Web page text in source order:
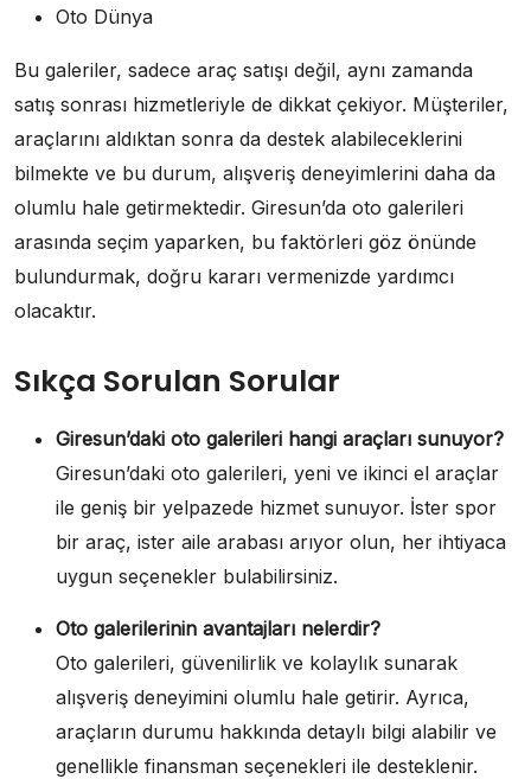
Oto Dünya
Bu galeriler, sadece araç satışı değil, aynı zamanda
satış sonrası hizmetleriyle de dikkat çekiyor. Müşteriler,
araçlarını aldıktan sonra da destek alabileceklerini
bilmekte ve bu durum, alışveriş deneyimlerini daha da
olumlu hale getirmektedir. Giresun’da oto galerileri
arasında seçim yaparken, bu faktörleri göz önünde
bulundurmak, doğru kararı vermenizde yardımcı
olacaktır.
Sıkça Sorulan Sorular
Giresun’daki oto galerileri hangi araçları sunuyor?
Giresun’daki oto galerileri, yeni ve ikinci el araçlar
ile geniş bir yelpazede hizmet sunuyor. İster spor
bir araç, ister aile arabası arıyor olun, her ihtiyaca
uygun seçenekler bulabilirsiniz.
Oto galerilerinin avantajları nelerdir?
Oto galerileri, güvenilirlik ve kolaylık sunarak
alışveriş deneyimini olumlu hale getirir. Ayrıca,
araçların durumu hakkında detaylı bilgi alabilir ve
genellikle finansman seçenekleri ile desteklenir.